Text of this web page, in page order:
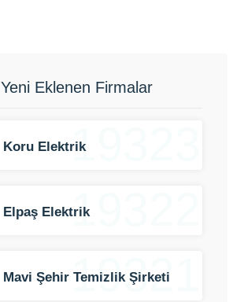
Yeni Eklenen Firmalar
19323
Koru Elektrik
19322
Elpaş Elektrik
19321
Mavi Şehir Temizlik Şirketi